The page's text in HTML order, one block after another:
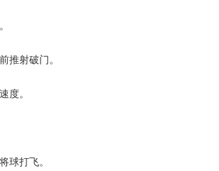
射破门。
。
打飞。